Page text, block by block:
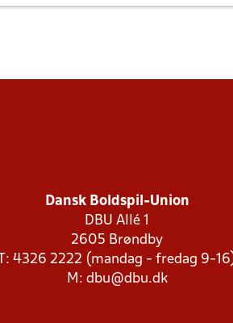
Dansk Boldspil-Union
DBU Allé 1
2605 Brøndby
T: 4326 2222 (mandag - fredag 9-
M: dbu@dbu.dk